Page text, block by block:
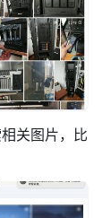
关图片，比